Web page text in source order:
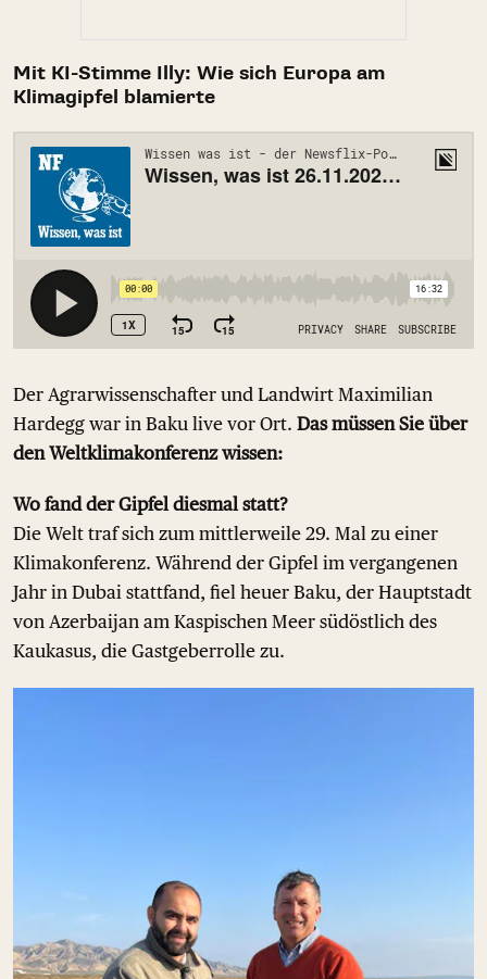
Mit KI-Stimme Illy: Wie sich Europa am
Klimagipfel blamierte
Der Agrarwissenschafter und Landwirt Maximilian
Hardegg war in Baku live vor Ort. Das müssen Sie über
den Weltklimakonferenz wissen:
Wo fand der Gipfel diesmal statt?
Die Welt traf sich zum mittlerweile 29. Mal zu einer
Klimakonferenz. Während der Gipfel im vergangenen
Jahr in Dubai stattfand, fiel heuer Baku, der Hauptstadt
von Azerbaijan am Kaspischen Meer südöstlich des
Kaukasus, die Gastgeberrolle zu.